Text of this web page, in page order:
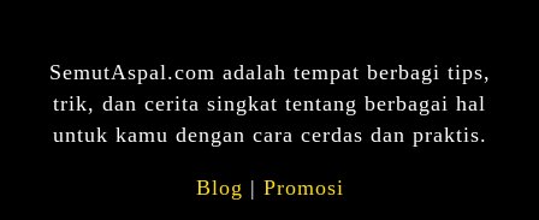
SemutAspal.com adalah tempat berbagi tips,
trik, dan cerita singkat tentang berbagai hal
untuk kamu dengan cara cerdas dan praktis.
Blog | Promosi